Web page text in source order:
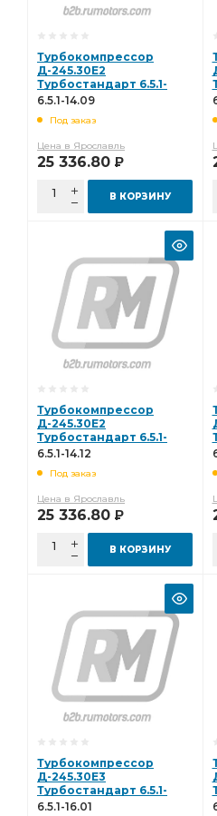
Турбокомпрессор
Д-245.30Е2
Турбостандарт 6.5.1-
14.09
6.5.1-14.09
Под заказ
Цена в Ярославль
25 336.80 Р
В КОРЗИНУ
Турбокомпрессор
Д-245.30Е2
Турбостандарт 6.5.1-
14.12
6.5.1-14.12
Под заказ
Цена в Ярославль
25 336.80 Р
В КОРЗИНУ
Турбокомпрессор
Д-245.30Е3
Турбостандарт 6.5.1-
16.01
6.5.1-16.01